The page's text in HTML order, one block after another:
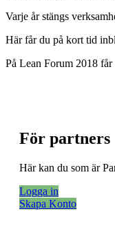
Varje år stängs
Här får du på kort tid
På Lean Forum 2018 får
För partners
Här kan du som är
Logga in
Skapa Konto